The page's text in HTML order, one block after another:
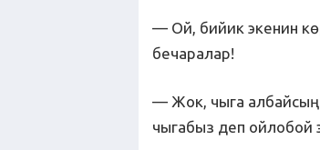
— Ой, бийик экенин
бечаралар!
— Жок, чыга
чыгабыз деп ойлобой